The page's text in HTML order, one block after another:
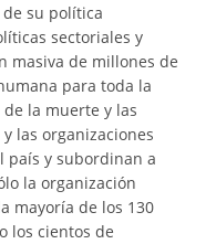
su política
sectoriales y
masiva de millones de
para toda la
la muerte y las
las organizaciones
país y subordinan a
la organización
mayoría de los 130
los cientos de